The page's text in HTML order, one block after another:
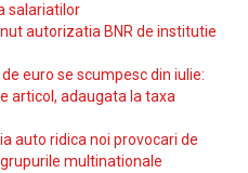
salariatilor
autorizatia BNR de institutie
euro se scumpesc din iulie:
articol, adaugata la taxa
auto ridica noi provocari de
multinationale